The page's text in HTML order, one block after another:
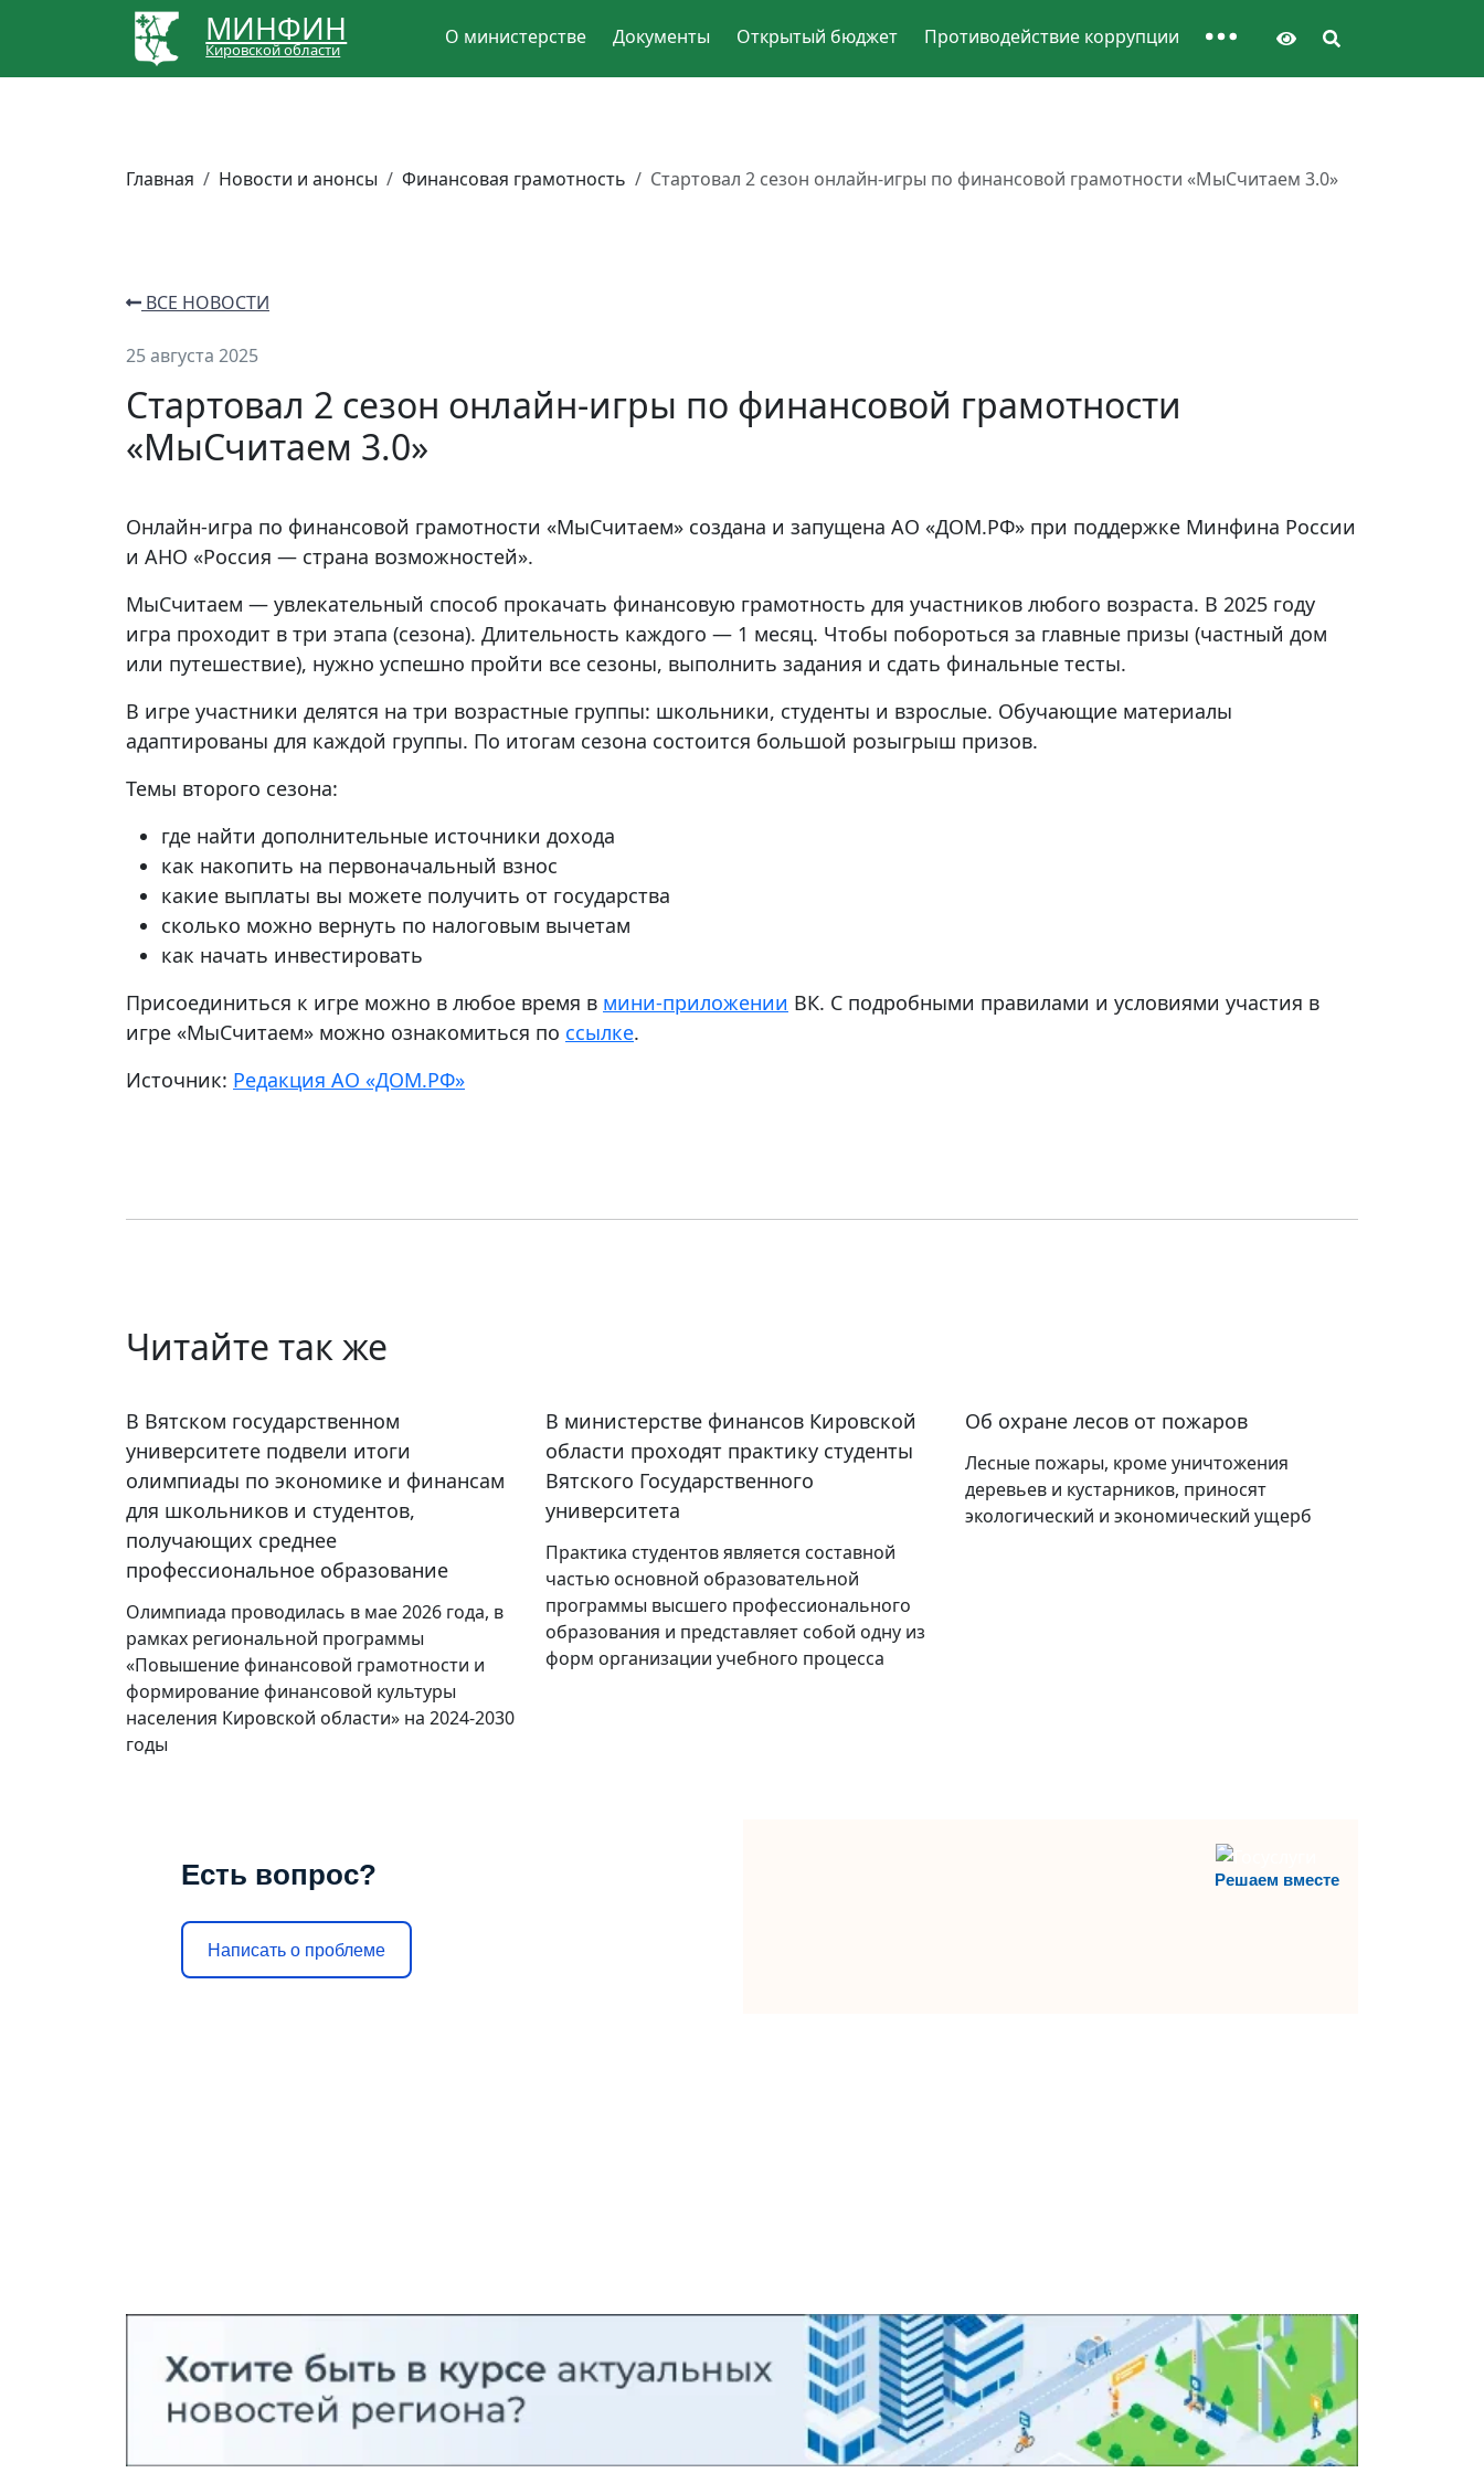
МИНФИН
Кировской области
О министерстве Документы Открытый бюджет Противодействие коррупции
Главная Новости и анонсы Финансовая грамотность Стартовал 2 сезон онлайн-игры по финансовой грамотности «МыСчитаем 3.0»
ВСЕ НОВОСТИ
25 августа 2025
Стартовал 2 сезон онлайн-игры по финансовой грамотности
«МыСчитаем 3.0»
Онлайн-игра по финансовой грамотности «МыСчитаем» создана и запущена АО «ДОМ.РФ» при поддержке Минфина России
и АНО «Россия — страна возможностей».
МыСчитаем — увлекательный способ прокачать финансовую грамотность для участников любого возраста. В 2025 году
игра проходит в три этапа (сезона). Длительность каждого — 1 месяц. Чтобы побороться за главные призы (частный дом
или путешествие), нужно успешно пройти все сезоны, выполнить задания и сдать финальные тесты.
В игре участники делятся на три возрастные группы: школьники, студенты и взрослые. Обучающие материалы
адаптированы для каждой группы. По итогам сезона состоится большой розыгрыш призов.
Темы второго сезона:
где найти дополнительные источники дохода
как накопить на первоначальный взнос
какие выплаты вы можете получить от государства
сколько можно вернуть по налоговым вычетам
как начать инвестировать
Присоединиться к игре можно в любое время в мини-приложении ВК. С подробными правилами и условиями участия в
игре «МыСчитаем» можно ознакомиться по ссылке.
Источник: Редакция АО «ДОМ.РФ»
Читайте так же
В Вятском государственном
университете подвели итоги
олимпиады по экономике и финансам
для школьников и студентов,
получающих среднее
профессиональное образование
Олимпиада проводилась в мае 2026 года, в
рамках региональной программы
«Повышение финансовой грамотности и
формирование финансовой культуры
населения Кировской области» на 2024-2030
годы
В министерстве финансов Кировской
области проходят практику студенты
Вятского Государственного
университета
Практика студентов является составной
частью основной образовательной
программы высшего профессионального
образования и представляет собой одну из
форм организации учебного процесса
Об охране лесов от пожаров
Лесные пожары, кроме уничтожения
деревьев и кустарников, приносят
экологический и экономический ущерб
Решаем вместе
Есть вопрос?
Написать о проблеме